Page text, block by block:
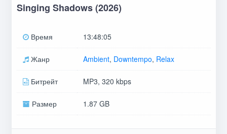
Singing Shadows (2026)
Время 13:48:05
Жанр Ambient, Downtempo, Relax
Битрейт MP3, 320 kbps
Размер 1.87 GB